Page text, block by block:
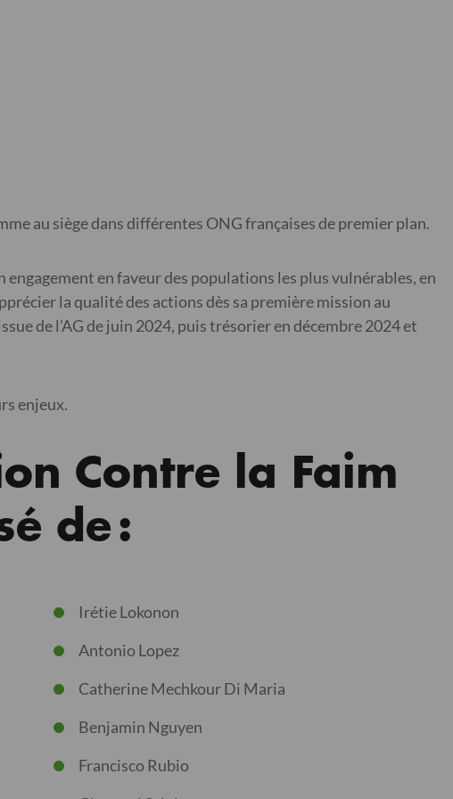
au siège dans différentes ONG françaises de premier plan.
en faveur des populations les plus vulnérables, en
la qualité des actions dès sa première mission au
de l’AG de juin 2024, puis trésorier en décembre 2024 et
enjeux.
Contre la Faim
de :
Irétie Lokonon
Antonio Lopez
Catherine Mechkour Di Maria
Benjamin Nguyen
Francisco Rubio